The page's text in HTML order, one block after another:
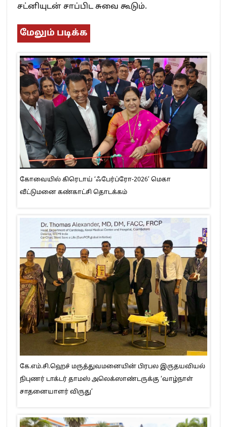
சட்னியுடன் சாப்பிட சுவை கூடும்.
மேலும் படிக்க
கோவையில் கிரெடாய் ‘ஃபேர்ப்ரோ-2026’ மெகா
வீட்டுமனை கண்காட்சி தொடக்கம்
கே.எம்.சி.ஹெச் மருத்துவமனையின் பிரபல இருதயவியல்
நிபுணர் டாக்டர் தாமஸ் அலெக்ஸாண்டருக்கு ‘வாழ்நாள்
சாதனையாளர் விருது’